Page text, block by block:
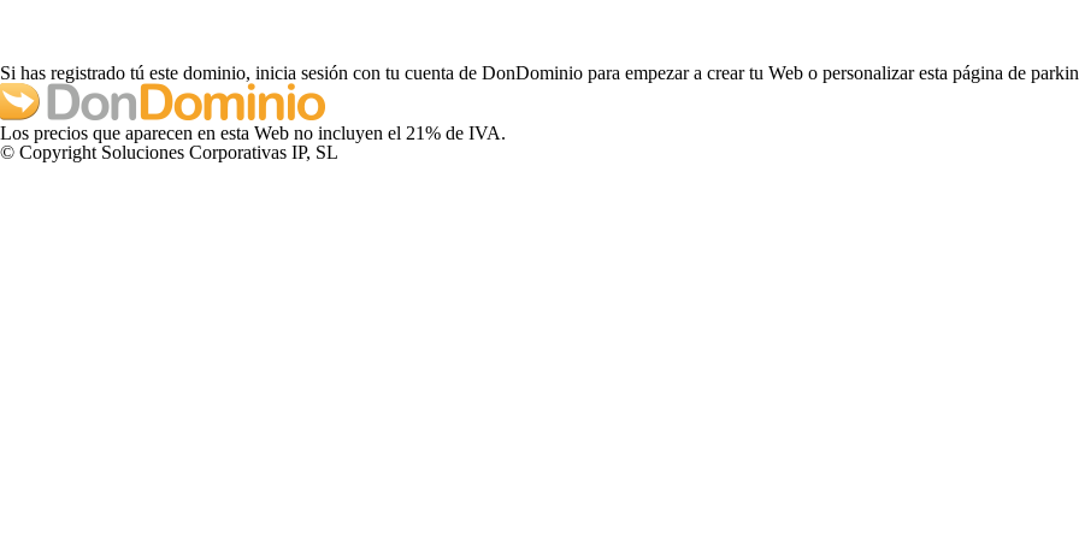
Si has registrado tú este dominio, inicia sesión con tu cuenta de DonDominio para empezar a crear tu Web o personalizar esta página de
Los precios que aparecen en esta Web no incluyen el 21% de IVA.
© Copyright Soluciones Corporativas IP, SL